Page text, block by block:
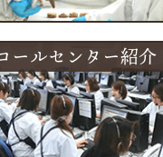
ールセンター紹介